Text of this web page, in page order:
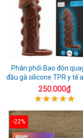
Phân phối Bao đôn
đầu gà silicone TPR y tế
250.000₫
-22%